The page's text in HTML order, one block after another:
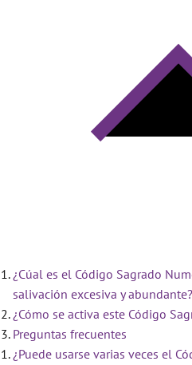
¿Cúal es el Código Sagrado
salivación excesiva y abundante?
¿Cómo se activa este Código
Preguntas frecuentes
¿Puede usarse varias veces el